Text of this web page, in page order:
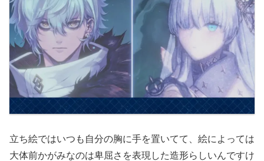
立ち絵ではいつも自分の胸に手を置いてて、絵によっては
大体前かがみなのは卑屈さを表現した造形らしいんですけ